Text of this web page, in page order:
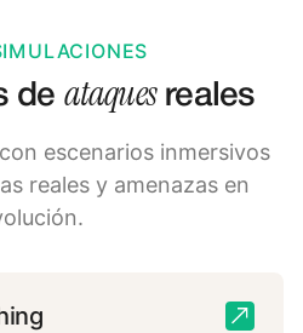
de ataquesreales
escenarios inmersivos
reales y amenazas en